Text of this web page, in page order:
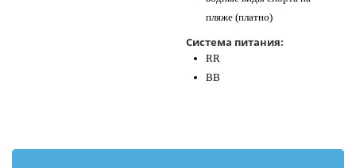
пляже (платно)
Система питания:
RR
BB